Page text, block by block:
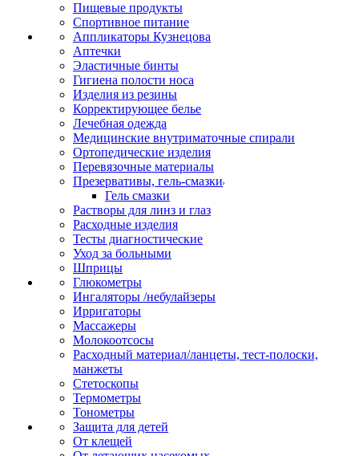
Пищевые продукты
Спортивное питание
Аппликаторы Кузнецова
Аптечки
Эластичные бинты
Гигиена полости носа
Изделия из резины
Корректирующее белье
Лечебная одежда
Медицинские внутриматочные спирали
Ортопедические изделия
Перевязочные материалы
Презервативы, гель-смазки
Гель смазки
Растворы для линз и глаз
Расходные изделия
Тесты диагностические
Уход за больными
Шприцы
Глюкометры
Ингаляторы /небулайзеры
Ирригаторы
Массажеры
Молокоотсосы
Расходный материал/ланцеты, тест-полоски,
манжеты
Стетоскопы
Термометры
Тонометры
Защита для детей
От клещей